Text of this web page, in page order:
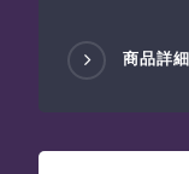
商品詳細